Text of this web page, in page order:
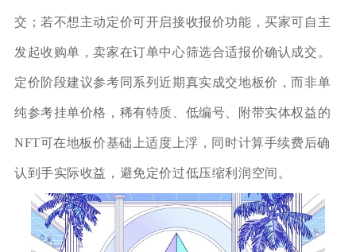
交；若不想主动定价可开启接收报价功能，买家可自主
发起收购单，卖家在订单中心筛选合适报价确认成交。
定价阶段建议参考同系列近期真实成交地板价，而非单
纯参考挂单价格，稀有特质、低编号、附带实体权益的
NFT可在地板价基础上适度上浮，同时计算手续费后确
认到手实际收益，避免定价过低压缩利润空间。